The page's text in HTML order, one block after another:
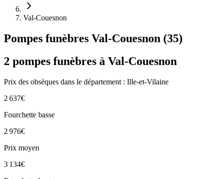
Val-Couesnon
Pompes funèbres Val-Couesnon (35)
2 pompes funèbres à Val-Couesnon
Prix des obsèques dans le département : Ille-et-Vilaine
2 637€
Fourchette basse
2 976€
Prix moyen
3 134€